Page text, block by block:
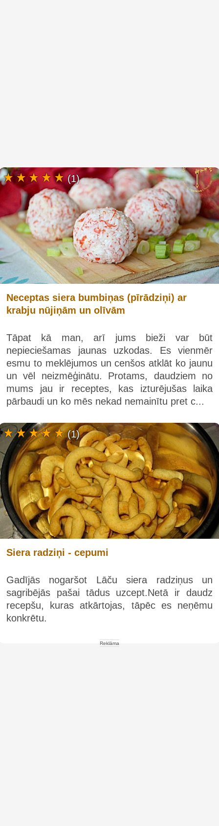
Neceptas siera bumbiņas (pīrādziņi) ar
krabju nūjiņām un olīvām
Tāpat kā man, arī jums bieži var būt
nepieciešamas jaunas uzkodas. Es vienmēr
esmu to meklējumos un cenšos atklāt ko jaunu
un vēl neizmēģinātu. Protams, daudziem no
mums jau ir receptes, kas izturējušas laika
pārbaudi un ko mēs nekad nemainītu pret c...
(1)
Siera radziņi - cepumi
Gadījās nogaršot Lāču siera radziņus un
sagribējās pašai tādus uzcept.Netā ir daudz
recepšu, kuras atkārtojas, tāpēc es neņēmu
konkrētu.
(1)
Reklāma